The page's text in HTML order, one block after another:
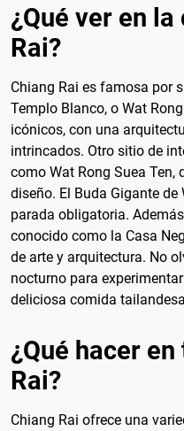
¿Qué ver en
Rai?
Chiang Rai es famosa por
Templo Blanco, o Wat
icónicos, con una
intrincados. Otro sitio de
como Wat Rong Suea
diseño. El Buda Gigante
parada obligatoria.
conocido como la Casa
de arte y arquitectura. No
nocturno para
deliciosa comida
¿Qué hacer
Rai?
Chiang Rai ofrece una